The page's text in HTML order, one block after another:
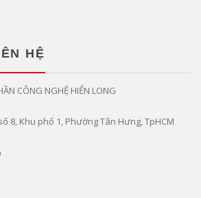
HỆ
CÔNG NGHỆ HIỂN LONG
8, Khu phố 1, Phường Tân Hưng, TpHCM